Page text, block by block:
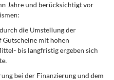
Jahre und berücksichtigt vor
die Umstellung der
Gutscheine mit ho­hen
bis langfristig ergeben sich
bei der Finanzierung und dem